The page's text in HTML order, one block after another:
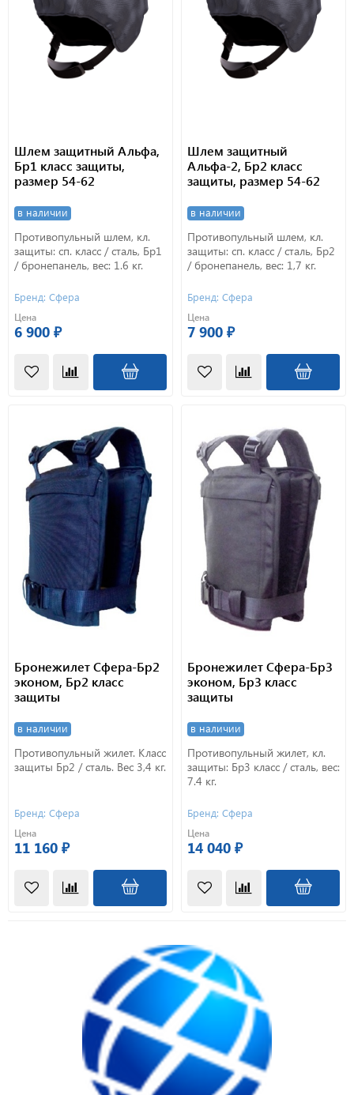
Шлем защитный Альфа,
Бр1 класс защиты,
размер 54-62
в наличии
Противопульный шлем, кл.
защиты: сп. класс / сталь, Бр1
/ бронепанель, вес: 1.6 кг.
Бренд: Сфера
Цена
6 900 ₽
Шлем защитный
Альфа-2, Бр2 класс
защиты, размер 54-62
в наличии
Противопульный шлем, кл.
защиты: сп. класс / сталь, Бр2
/ бронепанель, вес: 1,7 кг.
Бренд: Сфера
Цена
7 900 ₽
Бронежилет Сфера-Бр2
эконом, Бр2 класс
защиты
в наличии
Противопульный жилет. Класс
защиты Бр2 / сталь. Вес 3,4 кг.
Бренд: Сфера
Цена
11 160 ₽
Бронежилет Сфера-Бр3
эконом, Бр3 класс
защиты
в наличии
Противопульный жилет, кл.
защиты: Бр3 класс / сталь, вес:
7.4 кг.
Бренд: Сфера
Цена
14 040 ₽